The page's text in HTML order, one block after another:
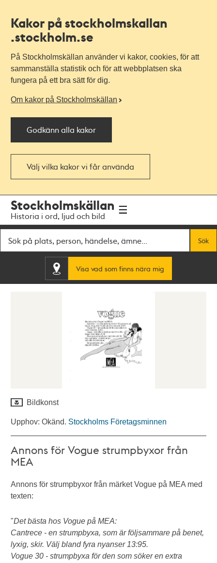
Kakor på stockholmskallan
.stockholm.se
På Stockholmskällan använder vi kakor, cookies, för att
sammanställa statistik och för att webbplatsen ska
fungera på ett bra sätt för dig.
Om kakor på Stockholmskällan
Godkänn alla kakor
Välj vilka kakor vi får använda
navigationen
huvudinnehållet
Stockholmskällan
Historia i ord, ljud och bild
Sök
Visa vad som finns nära mig
Bildkonst
Upphov: Okänd. Stockholms Företagsminnen
Annons för Vogue strumpbyxor från
MEA
Annons för strumpbyxor från märket Vogue på MEA med
texten:
"Det bästa hos Vogue på MEA:
Cantrece - en strumpbyxa, som är följsammare på benet,
lyxig, skir. Välj bland fyra nyanser 13:95.
Vogue 30 - strumpbyxa för den som söker en extra